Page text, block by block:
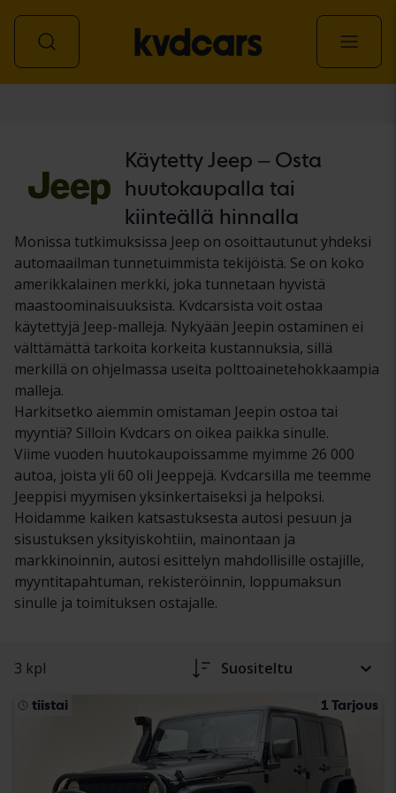
Käytetty Jeep – Osta
huutokaupalla tai
kiinteällä hinnalla
Monissa tutkimuksissa Jeep on osoittautunut yhdeksi
automaailman tunnetuimmista tekijöistä. Se on koko
amerikkalainen merkki, joka tunnetaan hyvistä
maastoominaisuuksista. Kvdcarsista voit ostaa
käytettyjä Jeep-malleja. Nykyään Jeepin ostaminen ei
välttämättä tarkoita korkeita kustannuksia, sillä
merkillä on ohjelmassa useita polttoainetehokkaampia
malleja.
Harkitsetko aiemmin omistaman Jeepin ostoa tai
myyntiä? Silloin Kvdcars on oikea paikka sinulle.
Viime vuoden huutokaupoissamme myimme 26 000
autoa, joista yli 60 oli Jeeppejä. Kvdcarsilla me teemme
Jeeppisi myymisen yksinkertaiseksi ja helpoksi.
Hoidamme kaiken katsastuksesta autosi pesuun ja
sisustuksen yksityiskohtiin, mainontaan ja
markkinoinnin, autosi esittelyn mahdollisille ostajille,
myyntitapahtuman, rekisteröinnin, loppumaksun
sinulle ja toimituksen ostajalle.
3 kpl Suositeltu
tiistai 1 Tarjous